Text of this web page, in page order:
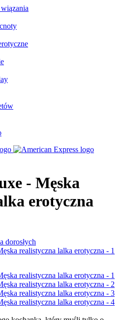
- Męska
erotyczna
dorosłych